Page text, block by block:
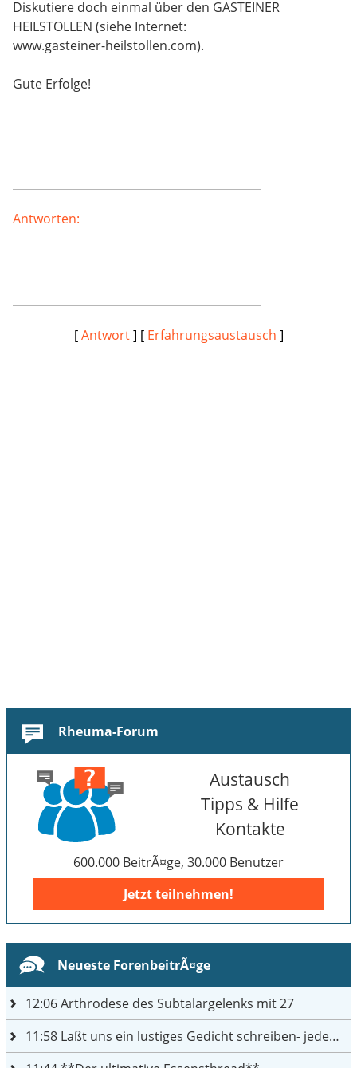
Diskutiere doch einmal über den GASTEINER
HEILSTOLLEN (siehe Internet:
www.gasteiner-heilstollen.com).
Gute Erfolge!
Antworten:
[Antwort] [ Erfahrungsaustausch ]
Rheuma-Forum
Austausch
Tipps & Hilfe
Kontakte
600.000 BeitrÃ¤ge, 30.000 Benutzer
Jetzt teilnehmen!
Neueste ForenbeitrÃ¤ge
12:06Arthrodese des Subtalargelenks mit 27
11:58 Laßt uns ein lustiges Gedicht schreiben- jeder einen Satz